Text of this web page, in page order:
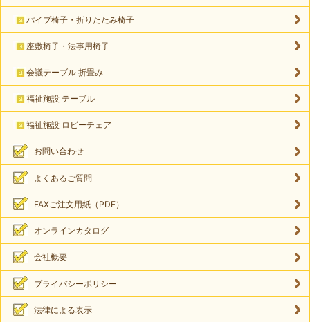
パイプ椅子・折りたたみ椅子
座敷椅子・法事用椅子
会議テーブル 折畳み
福祉施設 テーブル
福祉施設 ロビーチェア
お問い合わせ
よくあるご質問
FAXご注文用紙（PDF）
オンラインカタログ
会社概要
プライバシーポリシー
法律による表示